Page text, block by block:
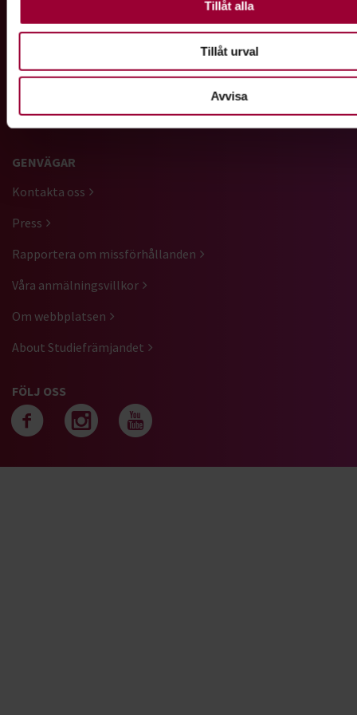
Tillåt alla
Tillåt urval
Avvisa
Vi är ett av Sveriges största studieförbund med ett brett
utbud av studiecirklar, utbildningar, kulturarrangemang och
föreläsningar.
GENVÄGAR
Kontakta oss
Press
Rapportera om missförhållanden
Våra anmälningsvillkor
Om webbplatsen
About Studiefrämjandet
FÖLJ OSS
Följ oss på facebook
Följ oss på
Följ oss på